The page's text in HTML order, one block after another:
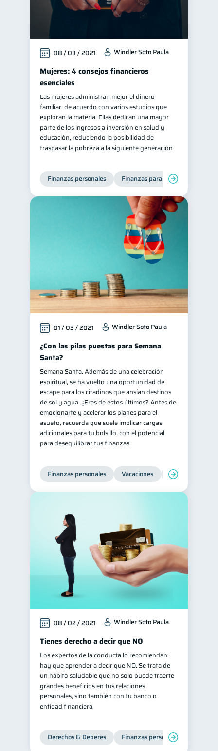
08 / 03 / 2021 Windler Soto Paula
Mujeres: 4 consejos financieros
esenciales
Las mujeres administran mejor el dinero
familiar, de acuerdo con varios estudios que
exploran la materia. Ellas dedican una mayor
parte de los ingresos a inversión en salud y
educación, reduciendo la posibilidad de
traspasar la pobreza a la siguiente generación
Finanzas personales Finanzas para mujeres
01 / 03 / 2021 Windler Soto Paula
¿Con las pilas puestas para Semana
Santa?
Semana Santa. Además de una celebración
espiritual, se ha vuelto una oportunidad de
escape para los citadinos que ansían destinos
de sol y agua. ¿Eres de estos últimos? Antes de
emocionarte y acelerar los planes para el
asueto, recuerda que suele implicar cargas
adicionales para tu bolsillo, con el potencial
para desequilibrar tus finanzas.
Finanzas personales Vacaciones Organización
08 / 02 / 2021 Windler Soto Paula
Tienes derecho a decir que NO
Los expertos de la conducta lo recomiendan:
hay que aprender a decir que NO. Se trata de
un hábito saludable que no solo puede traerte
grandes beneficios en tus relaciones
personales, sino también con tu banco o
entidad financiera.
Derechos & Deberes Finanzas personales